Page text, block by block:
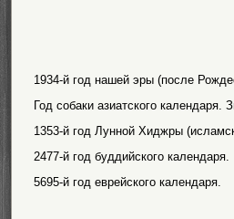
1934-й год нашей эры (после
Год собаки азиатского календаря.
1353-й год Лунной Хиджры
2477-й год буддийского календаря.
5695-й год еврейского календаря.